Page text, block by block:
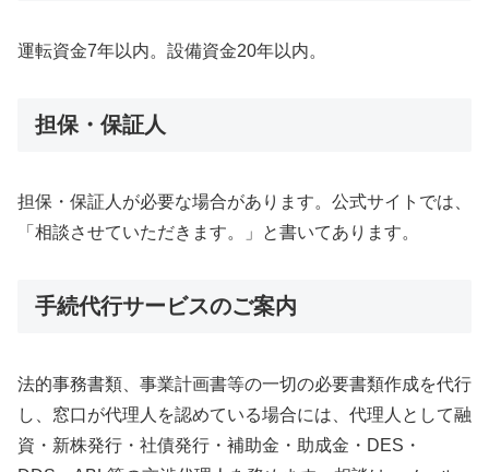
運転資金7年以内。設備資金20年以内。
担保・保証人
担保・保証人が必要な場合があります。公式サイトでは、
「相談させていただきます。」と書いてあります。
手続代行サービスのご案内
法的事務書類、事業計画書等の一切の必要書類作成を代行
し、窓口が代理人を認めている場合には、代理人として融
資・新株発行・社債発行・補助金・助成金・DES・